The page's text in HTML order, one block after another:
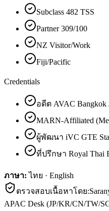
Subclass 482 TSS
Partner 309/100
NZ Visitor/Work
Fiji/Pacific
Credentials
อดีต AVAC Bangkok
MARN-Affiliated
ผู้พัฒนา iVC GTE
ที่ปรึกษา Royal Thai
ภาษา: ไทย · English
ตรวจสอบเนื้อหาโดย:
APAC Desk (JP/KR/CN/TW/